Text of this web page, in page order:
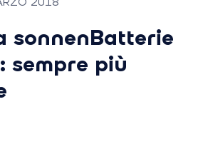
sonnenBatterie
sempre più